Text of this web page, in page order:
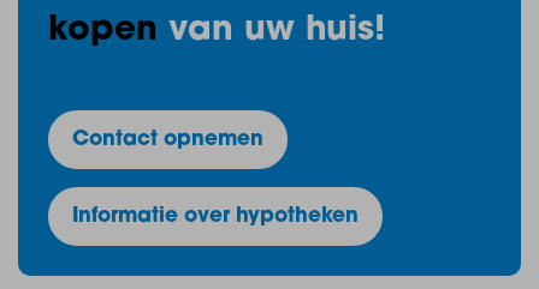
vloerdelen, deels behangen + houten wanden,
Slaapkamer V, v.v. houten vloer gedekt met houten
vloerdelen, deels behangen + houten wanden,
afgewerkt dakschild en dakraam.
kopen van uw huis!
Contact opnemen
Informatie over hypotheken